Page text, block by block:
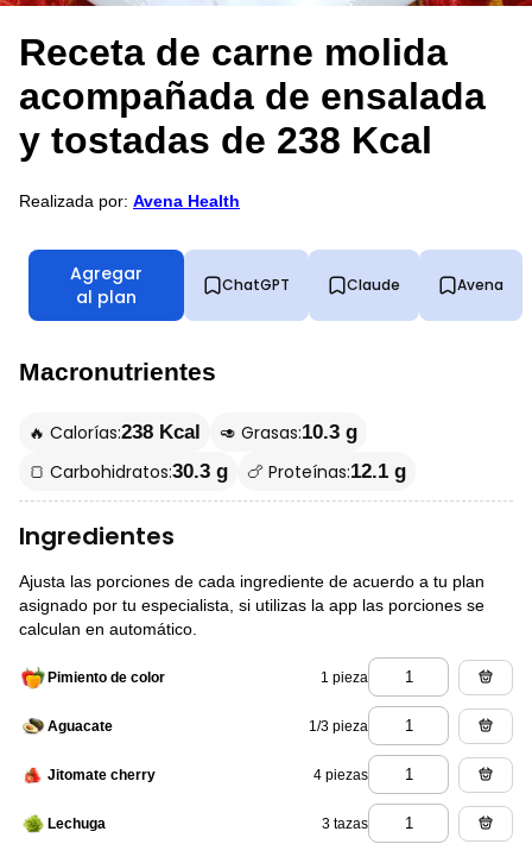
Receta de carne molida
acompañada de ensalada
y tostadas de 238 Kcal
Realizada por: Avena Health
Agregar
al plan
ChatGPT Claude Avena
Macronutrientes
🔥 Calorías:238 Kcal 🥑 Grasas:10.3 g
🍞 Carbohidratos:30.3 g 🍗 Proteínas:12.1 g
Ingredientes
Ajusta las porciones de cada ingrediente de acuerdo a tu plan
asignado por tu especialista, si utilizas la app las porciones se
calculan en automático.
Pimiento de color 1 pieza
Aguacate 1/3 pieza
Jitomate cherry 4 piezas
Lechuga 3 tazas